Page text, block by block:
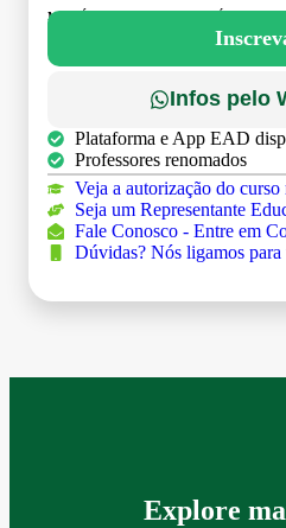
MATRÍCULA:
Infos pelo
Plataforma e App EAD
Professores renomados
Veja a autorização do
Seja um Representante
Fale Conosco - Entre em
Dúvidas? Nós ligamos para
Explore